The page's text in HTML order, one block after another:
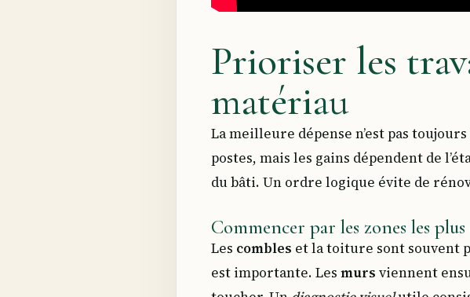
Prioriser les
matériau
La meilleure dépense n’est pas
postes, mais les gains dépendent de
du bâti. Un ordre logique évite de
Commencer par les zones les plus
Les combles et la toiture sont souvent
est importante. Les murs viennent